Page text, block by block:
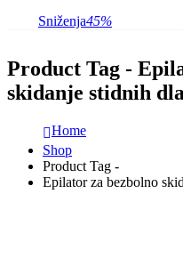
Sniženja45%
Product Tag -
skidanje stidnih
Home
Shop
Product Tag -
Epilator za bezbolno